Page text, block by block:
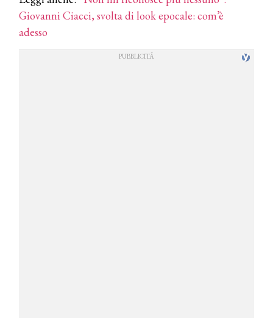
Giovanni Ciacci, svolta di look epocale: com’è
adesso